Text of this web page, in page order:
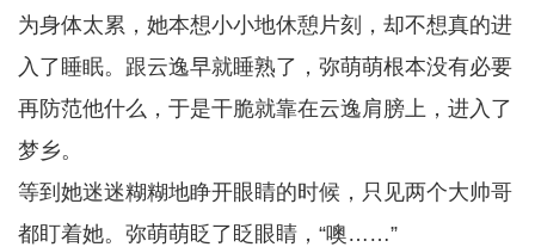
为身体太累，她本想小小地休憩片刻，却不想真的进
入了睡眠。跟云逸早就睡熟了，弥萌萌根本没有必要
再防范他什么，于是干脆就靠在云逸肩膀上，进入了
梦乡。
等到她迷迷糊糊地睁开眼睛的时候，只见两个大帅哥
都盯着她。弥萌萌眨了眨眼睛，“噢……”